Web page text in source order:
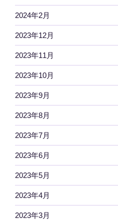
2024年2月
2023年12月
2023年11月
2023年10月
2023年9月
2023年8月
2023年7月
2023年6月
2023年5月
2023年4月
2023年3月